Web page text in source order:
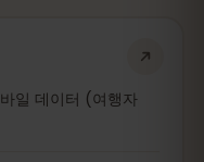
일 데이터 (여행자